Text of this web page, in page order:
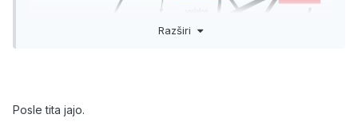
Razširi
Posle tita jajo.